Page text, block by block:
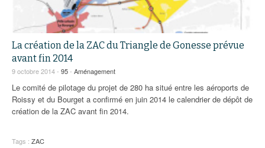
La création de la ZAC du Triangle de Gonesse prévue
avant fin 2014
9 octobre 2014 - 95- Aménagement
Le comité de pilotage du projet de 280 ha situé entre les aéroports de
Roissy et du Bourget a confirmé en juin 2014 le calendrier de dépôt de
création de la ZAC avant fin 2014.
Tags : ZAC